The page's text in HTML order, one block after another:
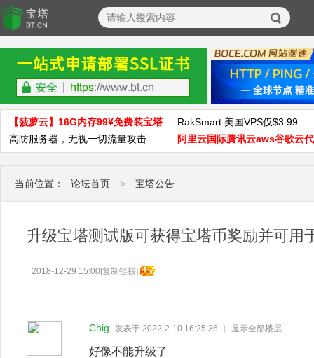
【菠萝云】16G内存99¥免费装宝塔
RakSmart 美国VPS仅$3.99
高防服务器，无视一切流量攻击
阿里云国际腾讯云aws谷歌云
当前位置： 论坛首页 > 宝塔公告
升级宝塔测试版可获得宝塔币奖励并可用
2018-12-29 15:00 [复制链接]
Chig 发表于 2022-2-10 16:25:36 显示全部楼层
好像不能升级了